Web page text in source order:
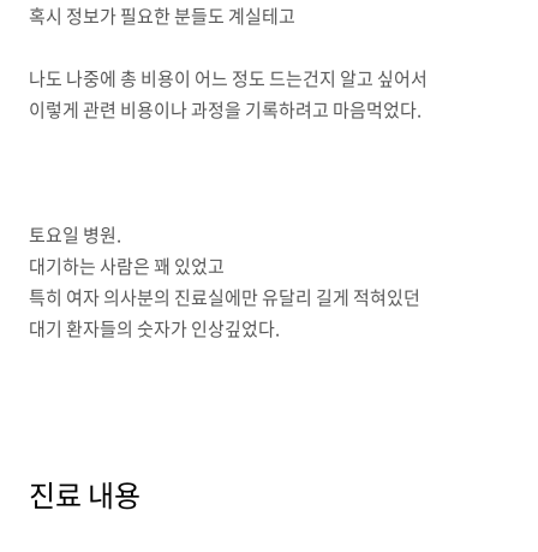
혹시 정보가 필요한 분들도 계실테고
나도 나중에 총 비용이 어느 정도 드는건지 알고 싶어서
이렇게 관련 비용이나 과정을 기록하려고 마음먹었다.
토요일 병원.
대기하는 사람은 꽤 있었고
특히 여자 의사분의 진료실에만 유달리 길게 적혀있던
대기 환자들의 숫자가 인상깊었다.
진료 내용